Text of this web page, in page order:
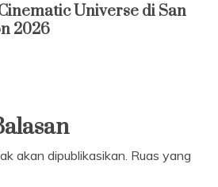
Universe di San
2026
akan dipublikasikan. Ruas yang